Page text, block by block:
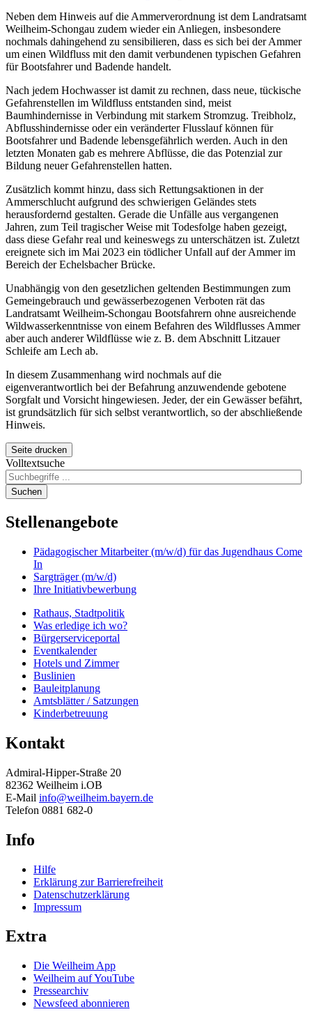
Neben dem Hinweis auf die Ammerverordnung ist dem Landratsamt
Weilheim-Schongau zudem wieder ein Anliegen, insbesondere
nochmals dahingehend zu sensibilieren, dass es sich bei der Ammer
um einen Wildfluss mit den damit verbundenen typischen Gefahren
für Bootsfahrer und Badende handelt.
Nach jedem Hochwasser ist damit zu rechnen, dass neue, tückische
Gefahrenstellen im Wildfluss entstanden sind, meist
Baumhindernisse in Verbindung mit starkem Stromzug. Treibholz,
Abflusshindernisse oder ein veränderter Flusslauf können für
Bootsfahrer und Badende lebensgefährlich werden. Auch in den
letzten Monaten gab es mehrere Abflüsse, die das Potenzial zur
Bildung neuer Gefahrenstellen hatten.
Zusätzlich kommt hinzu, dass sich Rettungsaktionen in der
Ammerschlucht aufgrund des schwierigen Geländes stets
herausfordernd gestalten. Gerade die Unfälle aus vergangenen
Jahren, zum Teil tragischer Weise mit Todesfolge haben gezeigt,
dass diese Gefahr real und keineswegs zu unterschätzen ist. Zuletzt
ereignete sich im Mai 2023 ein tödlicher Unfall auf der Ammer im
Bereich der Echelsbacher Brücke.
Unabhängig von den gesetzlichen geltenden Bestimmungen zum
Gemeingebrauch und gewässerbezogenen Verboten rät das
Landratsamt Weilheim-Schongau Bootsfahrern ohne ausreichende
Wildwasserkenntnisse von einem Befahren des Wildflusses Ammer
aber auch anderer Wildflüsse wie z. B. dem Abschnitt Litzauer
Schleife am Lech ab.
In diesem Zusammenhang wird nochmals auf die
eigenverantwortlich bei der Befahrung anzuwendende gebotene
Sorgfalt und Vorsicht hingewiesen. Jeder, der ein Gewässer befährt,
ist grundsätzlich für sich selbst verantwortlich, so der abschließende
Hinweis.
Seite drucken
Volltextsuche
Suchen
Stellenangebote
Pädagogischer Mitarbeiter (m/w/d) für das Jugendhaus Come
In
Sargträger (m/w/d)
Ihre Initiativbewerbung
Rathaus, Stadtpolitik
Was erledige ich wo?
Bürgerserviceportal
Eventkalender
Hotels und Zimmer
Buslinien
Bauleitplanung
Amtsblätter / Satzungen
Kinderbetreuung
Kontakt
Admiral-Hipper-Straße 20
82362 Weilheim i.OB
E-Mail info@weilheim.bayern.de
Telefon 0881 682-0
Info
Hilfe
Erklärung zur Barrierefreiheit
Datenschutzerklärung
Impressum
Extra
Die Weilheim App
Weilheim auf YouTube
Pressearchiv
Newsfeed abonnieren